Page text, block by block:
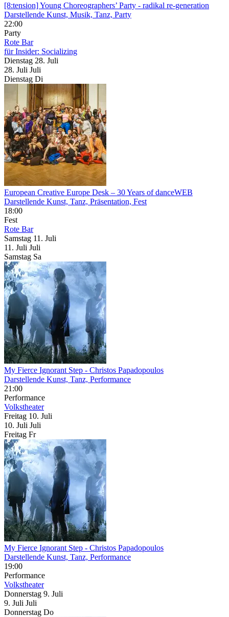
[8:tension] Young Choreographers’ Party - radikal re-generation
Darstellende Kunst, Musik, Tanz, Party
22:00
Party
Rote Bar
für Insider: Socializing
Dienstag 28. Juli
28. Juli Juli
Dienstag Di
European Creative Europe Desk – 30 Years of danceWEB
Darstellende Kunst, Tanz, Präsentation, Fest
18:00
Fest
Rote Bar
Samstag 11. Juli
11. Juli Juli
Samstag Sa
My Fierce Ignorant Step - Christos Papadopoulos
Darstellende Kunst, Tanz, Performance
21:00
Performance
Volkstheater
Freitag 10. Juli
10. Juli Juli
Freitag Fr
My Fierce Ignorant Step - Christos Papadopoulos
Darstellende Kunst, Tanz, Performance
19:00
Performance
Volkstheater
Donnerstag 9. Juli
9. Juli Juli
Donnerstag Do